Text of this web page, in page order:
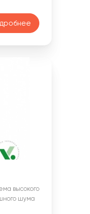
высокого
шума